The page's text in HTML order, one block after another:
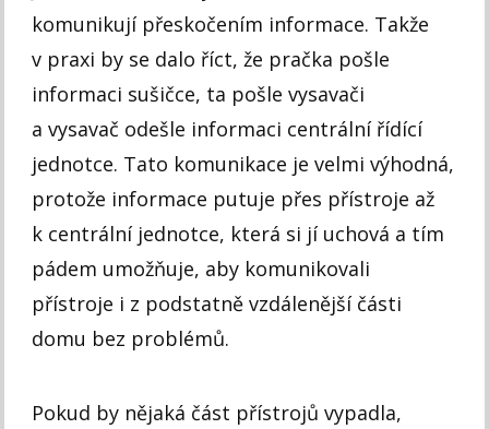
komunikují přeskočením informace. Takže
v praxi by se dalo říct, že pračka pošle
informaci sušičce, ta pošle vysavači
a vysavač odešle informaci centrální řídící
jednotce. Tato komunikace je velmi výhodná,
protože informace putuje přes přístroje až
k centrální jednotce, která si jí uchová a tím
pádem umožňuje, aby komunikovali
přístroje i z podstatně vzdálenější části
domu bez problémů.
Pokud by nějaká část přístrojů vypadla,